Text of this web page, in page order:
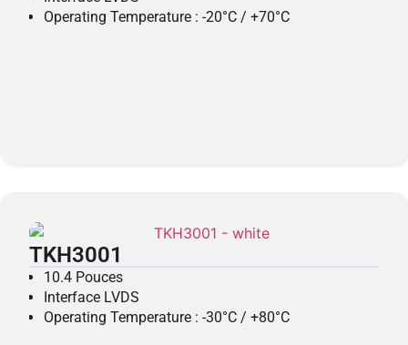
Operating Temperature : -20°C / +70°C
TKH3001
10.4 Pouces
Interface LVDS
Operating Temperature : -30°C / +80°C